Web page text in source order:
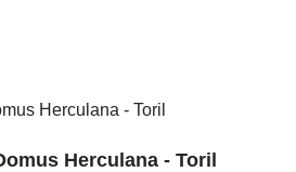
Herculana - Toril